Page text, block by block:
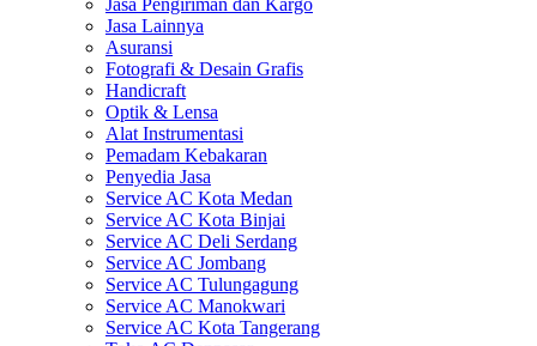
Jasa Pengiriman dan Kargo
Jasa Lainnya
Asuransi
Fotografi & Desain Grafis
Handicraft
Optik & Lensa
Alat Instrumentasi
Pemadam Kebakaran
Penyedia Jasa
Service AC Kota Medan
Service AC Kota Binjai
Service AC Deli Serdang
Service AC Jombang
Service AC Tulungagung
Service AC Manokwari
Service AC Kota Tangerang